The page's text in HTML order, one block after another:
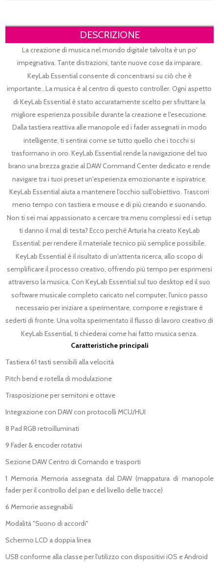
DESCRIZIONE
La creazione di musica nel mondo digitale talvolta è un po'
impegnativa. Tante distrazioni, tante nuove cose da imparare.
KeyLab Essential consente di concentrarsi su ciò che è
importante...La musica è al centro di questo controller. Ogni aspetto
di KeyLab Essential è stato accuratamente scelto per sfruttare la
migliore esperienza possibile durante la creazione e l'esecuzione.
Dalla tastiera reattiva alle manopole ed i fader assegnati in modo
intelligente, ti sentirai come se tutto quello che i tocchi si
trasformano in oro. KeyLab Essential rende la navigazione del tuo
brano una brezza grazie al DAW Command Center dedicato e rende
navigare tra i tuoi preset un'esperienza emozionante e ispiratrice.
KeyLab Essential aiuta a mantenere l'occhio sull'obiettivo. Trascorri
meno tempo con tastiera e mouse e di più creando e suonando.
Non ti sei mai appassionato a cercare tra menu complessi ed i setup
ti danno il mal di testa? Ecco perché Arturia ha creato KeyLab
Essential: per rendere il materiale tecnico più semplice possibile.
KeyLab Essential è il risultato di un'attenta ricerca, allo scopo di
semplificare il processo creativo, offrendo più tempo per esprimersi
attraverso la musica. Con KeyLab Essential sul tuo desktop ed il suo
software musicale completo caricato nel computer, l'unico passo
necessario per iniziare a sperimentare, comporre e registrare è
sederti di fronte. Una volta sperimentato il flusso di lavoro creativo di
KeyLab Essential, ti chiederai come hai fatto musica senza.
Caratteristiche principali
Tastiera 61 tasti sensibili alla velocità
Pitch bend e rotella di modulazione
Trasposizione per semitoni e ottave
Integrazione con DAW con protocolli MCU/HUI
8 Pad RGB retroilluminati
9 Fader & encoder rotativi
Sezione DAW Centro di Comando e trasporti
1 Memoria Memoria assegnata dal DAW (mappatura di manopole
fader per il controllo del pan e del livello delle tracce)
6 Memorie assegnabili
Modalità "Suono di accordi"
Schermo LCD a doppia linea
USB conforme alla classe per l'utilizzo con dispositivi iOS e Android